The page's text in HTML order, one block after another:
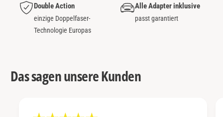
Double Action
einzige Doppelfaser-
Technologie Europas
Alle Adapter inklusive
passt garantiert
Das sagen unsere Kunden